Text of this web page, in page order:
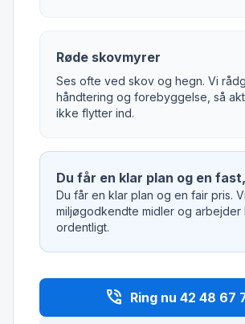
Røde skovmyrer
Ses ofte ved skov og hegn. Vi
håndtering og forebyggelse, så
ikke flytter ind.
Du får en klar plan og en
Du får en klar plan og en fair pris.
miljøgodkendte midler og arbejder
ordentligt.
phone_in_talk Ring nu 42 48 67